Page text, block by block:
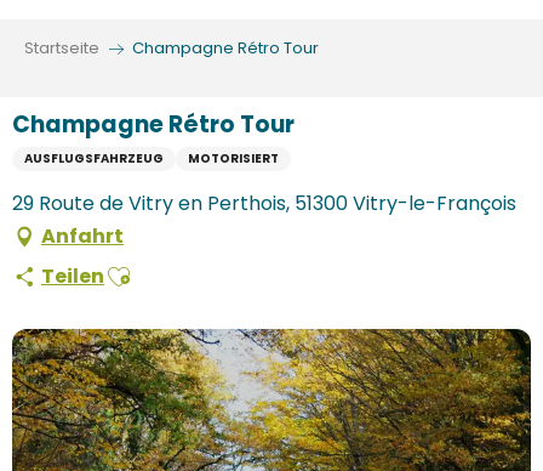
Startseite Champagne Rétro Tour
Champagne Rétro Tour
AUSFLUGSFAHRZEUG MOTORISIERT
29 Route de Vitry en Perthois, 51300 Vitry-le-François
Anfahrt
TeilenAjouter aux favoris